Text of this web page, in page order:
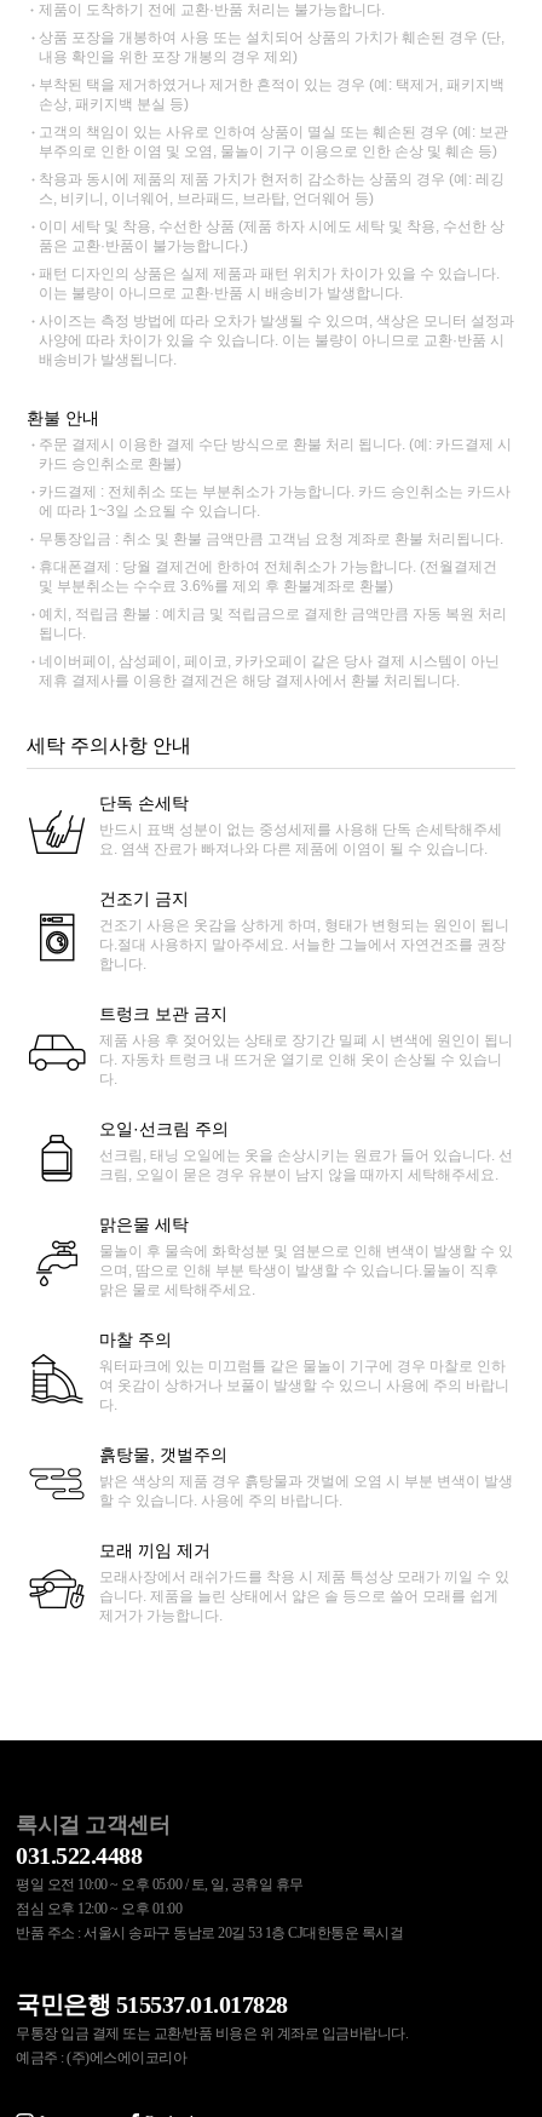
제품이 도착하기 전에 교환·반품 처리는 불가능합니다.
상품 포장을 개봉하여 사용 또는 설치되어 상품의 가치가 훼손된 경우 (단,
내용 확인을 위한 포장 개봉의 경우 제외)
부착된 택을 제거하였거나 제거한 흔적이 있는 경우 (예: 택제거, 패키지백
손상, 패키지백 분실 등)
고객의 책임이 있는 사유로 인하여 상품이 멸실 또는 훼손된 경우 (예: 보관
부주의로 인한 이염 및 오염, 물놀이 기구 이용으로 인한 손상 및 훼손 등)
착용과 동시에 제품의 제품 가치가 현저히 감소하는 상품의 경우 (예: 레깅
스, 비키니, 이너웨어, 브라패드, 브라탑, 언더웨어 등)
이미 세탁 및 착용, 수선한 상품 (제품 하자 시에도 세탁 및 착용, 수선한 상
품은 교환·반품이 불가능합니다.)
패턴 디자인의 상품은 실제 제품과 패턴 위치가 차이가 있을 수 있습니다.
이는 불량이 아니므로 교환·반품 시 배송비가 발생합니다.
사이즈는 측정 방법에 따라 오차가 발생될 수 있으며, 색상은 모니터 설정과
사양에 따라 차이가 있을 수 있습니다. 이는 불량이 아니므로 교환·반품 시
배송비가 발생됩니다.
환불 안내
주문 결제시 이용한 결제 수단 방식으로 환불 처리 됩니다. (예: 카드결제 시
카드 승인취소로 환불)
카드결제 : 전체취소 또는 부분취소가 가능합니다. 카드 승인취소는 카드사
에 따라 1~3일 소요될 수 있습니다.
무통장입금 : 취소 및 환불 금액만큼 고객님 요청 계좌로 환불 처리됩니다.
휴대폰결제 : 당월 결제건에 한하여 전체취소가 가능합니다. (전월결제건
및 부분취소는 수수료 3.6%를 제외 후 환불계좌로 환불)
예치, 적립금 환불 : 예치금 및 적립금으로 결제한 금액만큼 자동 복원 처리
됩니다.
네이버페이, 삼성페이, 페이코, 카카오페이 같은 당사 결제 시스템이 아닌
제휴 결제사를 이용한 결제건은 해당 결제사에서 환불 처리됩니다.
세탁 주의사항 안내
단독 손세탁
반드시 표백 성분이 없는 중성세제를 사용해 단독 손세탁해주세
요. 염색 잔료가 빠져나와 다른 제품에 이염이 될 수 있습니다.
건조기 금지
건조기 사용은 옷감을 상하게 하며, 형태가 변형되는 원인이 됩니
다.절대 사용하지 말아주세요. 서늘한 그늘에서 자연건조를 권장
합니다.
트렁크 보관 금지
제품 사용 후 젖어있는 상태로 장기간 밀폐 시 변색에 원인이 됩니
다. 자동차 트렁크 내 뜨거운 열기로 인해 옷이 손상될 수 있습니
다.
오일·선크림 주의
선크림, 태닝 오일에는 옷을 손상시키는 원료가 들어 있습니다. 선
크림, 오일이 묻은 경우 유분이 남지 않을 때까지 세탁해주세요.
맑은물 세탁
물놀이 후 물속에 화학성분 및 염분으로 인해 변색이 발생할 수 있
으며, 땀으로 인해 부분 탁생이 발생할 수 있습니다.물놀이 직후
맑은 물로 세탁해주세요.
마찰 주의
워터파크에 있는 미끄럼틀 같은 물놀이 기구에 경우 마찰로 인하
여 옷감이 상하거나 보풀이 발생할 수 있으니 사용에 주의 바랍니
다.
흙탕물, 갯벌주의
밝은 색상의 제품 경우 흙탕물과 갯벌에 오염 시 부분 변색이 발생
할 수 있습니다. 사용에 주의 바랍니다.
모래 끼임 제거
모래사장에서 래쉬가드를 착용 시 제품 특성상 모래가 끼일 수 있
습니다. 제품을 늘린 상태에서 얇은 솔 등으로 쓸어 모래를 쉽게
제거가 가능합니다.
록시걸 고객센터
031.522.4488
평일 오전 10:00 ~ 오후 05:00 / 토, 일, 공휴일 휴무
점심 오후 12:00 ~ 오후 01:00
반품 주소 : 서울시 송파구 동남로 20길 53 1층 CJ대한통운 록시걸
국민은행 515537.01.017828
무통장 입금 결제 또는 교환/반품 비용은 위 계좌로 입금바랍니다.
예금주 : (주)에스에이코리아